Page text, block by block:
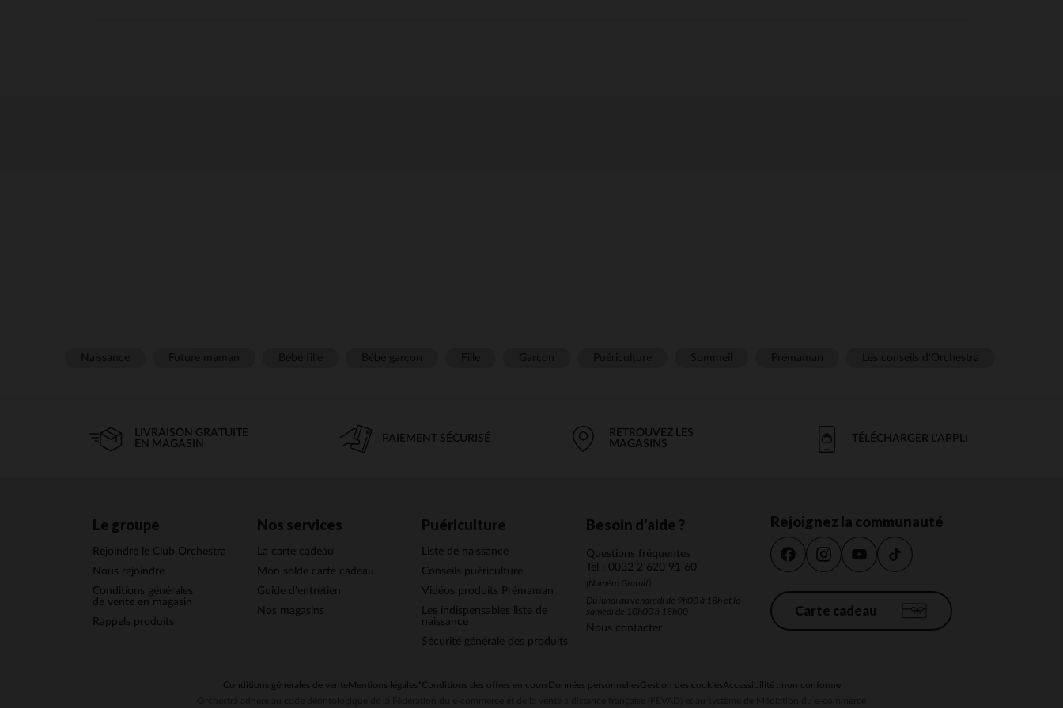
LIVRAISON GRATUITE
EN MAGASIN
PAIEMENT SÉCURISÉ
RETROUVEZ LES
MAGASINS
TÉLÉCHARGER L'APPLI
Le groupe
Rejoindre le Club Orchestra
Nous rejoindre
Conditions générales
de vente en magasin
Rappels produits
Nos services
La carte cadeau
Mon solde carte cadeau
Guide d'entretien
Nos magasins
Puériculture
Liste de naissance
Conseils puériculture
Vidéos produits Prémaman
Les indispensables liste de
naissance
Sécurité générale des produits
Besoin d'aide ?
Questions fréquentes
Tel : 0032 2 620 91 60
(Numéro Gratuit)
Du lundi au vendredi de 9h00 à 18h et le
samedi de 10h00 à 18h00
Nous contacter
Rejoignez la communauté
Carte cadeau
Conditions générales de venteMentions légales *Conditions des offres en cours Données personnellesGestion des cookiesAccessibilité : non conforme